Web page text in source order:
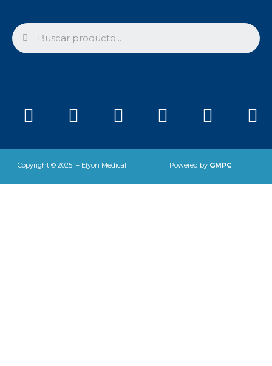
Facebook
TwitterInstagram
Telegram
Copyright © 2025 – Elyon Medical Powered by GMPC